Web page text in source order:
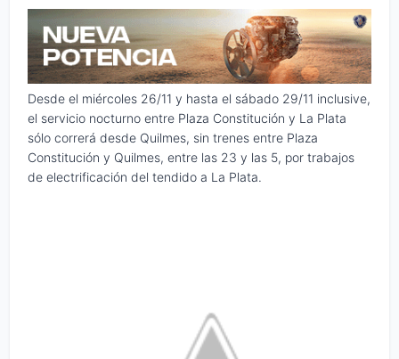
Desde el miércoles 26/11 y hasta el sábado 29/11 inclusive,
el servicio nocturno entre Plaza Constitución y La Plata
sólo correrá desde Quilmes, sin trenes entre Plaza
Constitución y Quilmes, entre las 23 y las 5, por trabajos
de electrificación del tendido a La Plata.